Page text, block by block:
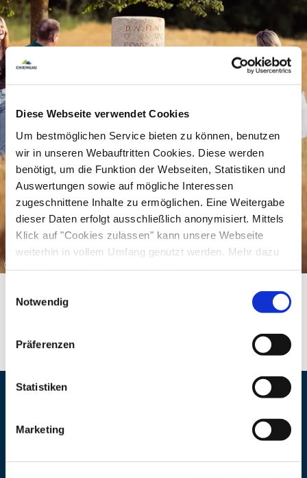
Diese Webseite verwendet Cookies
Um bestmöglichen Service bieten zu können, benutzen
wir in unseren Webauftritten Cookies. Diese werden
benötigt, um die Funktion der Webseiten, Statistiken und
Auswertungen sowie auf mögliche Interessen
zugeschnittene Inhalte zu ermöglichen. Eine Weitergabe
dieser Daten erfolgt ausschließlich anonymisiert. Mittels
Klick auf "Cookies zulassen" kann unsere Webseite
weiterhin in vollem Umfang genutzt werden. Mehr dazu
steht in unserer Datenschutzerklärung.
gelistet.
Notwendig
Präferenzen
Statistiken
Marketing
Der Spaziergang findet bei jedem Wetter statt.
Referentin: Claudia Lorenz-Berthold
Anmeldung in der Tourist-Info Chieming bis
9886 47
Preis: Kinder 4 - 14 Jahre 7€; Erwachsene 11€ (mit
Gästekarte Kinder 5€ und Erwachsene 9€).
Treffpunkt: Beobachtungsplattform beim
Parkplatz Chiemseering
©
Chieming